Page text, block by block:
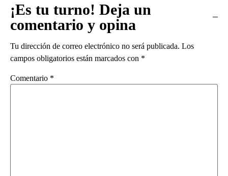
¡Es tu turno! Deja un
comentario y opina
Tu dirección de correo electrónico no será publicada. Los
campos obligatorios están marcados con *
Comentario *